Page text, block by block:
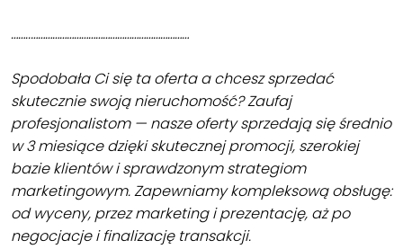
……..…………………………………………………………
Spodobała Ci się ta oferta a chcesz sprzedać
skutecznie swoją nieruchomość? Zaufaj
profesjonalistom — nasze oferty sprzedają się średnio
w 3 miesiące dzięki skutecznej promocji, szerokiej
bazie klientów i sprawdzonym strategiom
marketingowym. Zapewniamy kompleksową obsługę:
od wyceny, przez marketing i prezentację, aż po
negocjacje i finalizację transakcji.